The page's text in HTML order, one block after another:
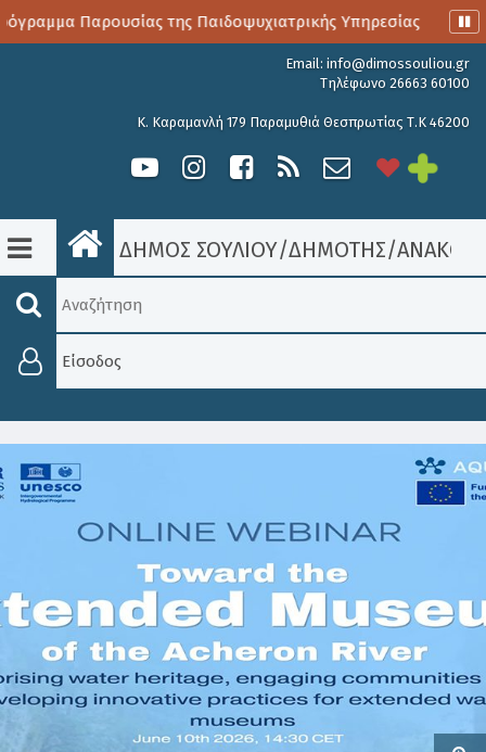
Παρουσίας της Παιδοψυχιατρικής Υπηρεσίας
Email: info@dimossouliou.gr
Τηλέφωνο 26663 60100
Κ. Καραμανλή 179 Παραμυθιά Θεσπρωτίας Τ.Κ 46200
ΔΗΜΟΣ ΣΟΥΛΙΟΥ/ΔΗΜΟΤΗΣ/
Είσοδος